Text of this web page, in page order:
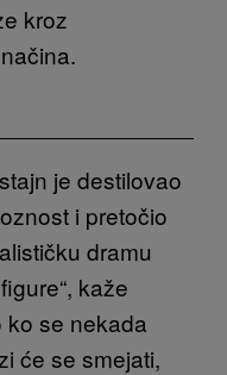
kroz
je destilovao
i pretočio
dramu
kaže
ko se nekada
će se smejati,